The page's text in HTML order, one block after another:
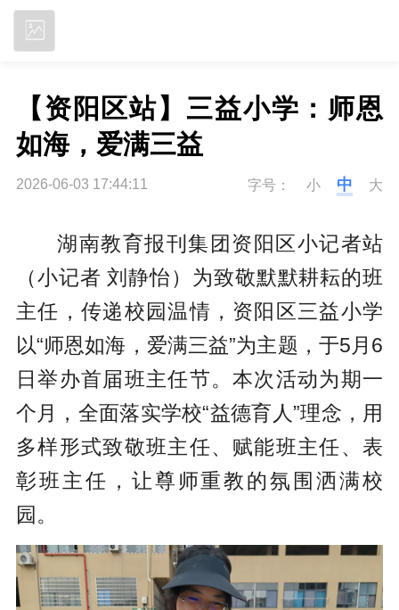
【资阳区站】三益小学：师恩
如海，爱满三益
2026-06-03 17:44:11 字号： 小 中 大
湖南教育报刊集团资阳区小记者站
（小记者 刘静怡）为致敬默默耕耘的班
主任，传递校园温情，资阳区三益小学
以“师恩如海，爱满三益”为主题，于5月6
日举办首届班主任节。本次活动为期一
个月，全面落实学校“益德育人”理念，用
多样形式致敬班主任、赋能班主任、表
彰班主任，让尊师重教的氛围洒满校
园。